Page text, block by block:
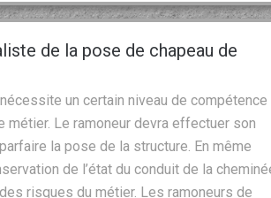
de la pose de chapeau de
un certain niveau de
Le ramoneur devra effectuer son
la pose de la structure. En même
de l’état du conduit de la
risques du métier. Les ramoneurs de